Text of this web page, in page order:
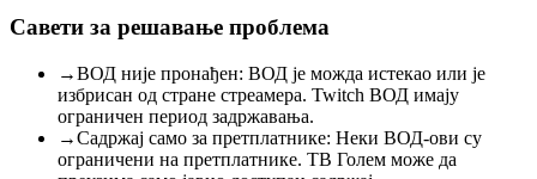
Савети за решавање проблема
→ВОД није пронађен: ВОД је можда истекао или је
избрисан од стране стреамера. Twitch ВОД имају
ограничен период задржавања.
→Садржај само за претплатнике: Неки ВОД-ови су
ограничени на претплатнике. ТВ Голем може да